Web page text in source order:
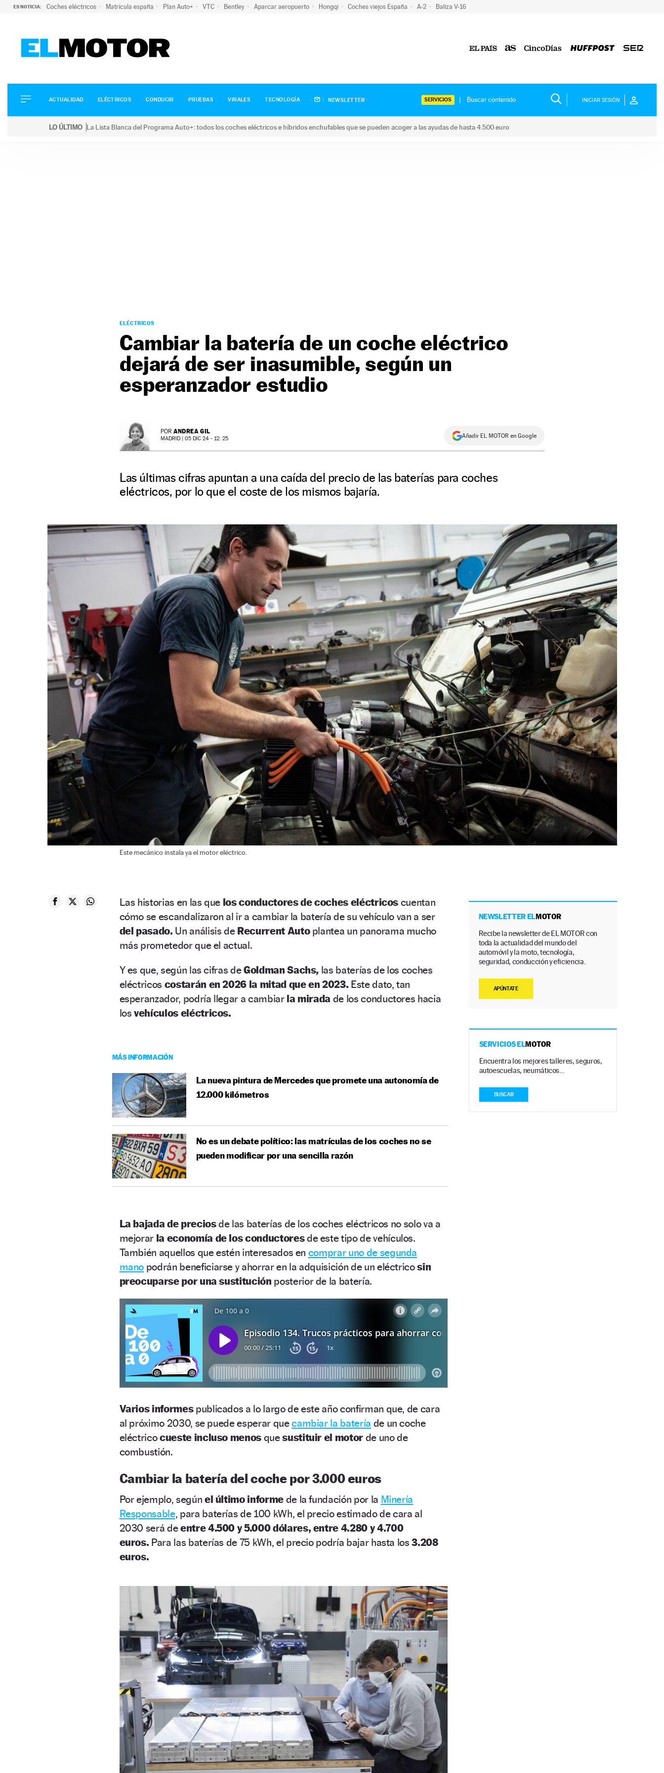
ES NOTICIA: Coches eléctricos Matrícula españa Plan Auto+ VTC Bentley Aparcar aeropuerto Hongqi Coches viejos España A-2 Baliza V-16
ELÉCTRICOS
CONDUCIR
ACTUALIDAD ELÉCTRICOS CONDUCIR PRUEBAS VIRALES TECNOLOGÍA NEWSLETTER SERVICIOS INICIAR SESIÓN
LO ÚLTIMO La Lista Blanca del Programa Auto+: todos los coches eléctricos e híbridos enchufables que se pueden acoger a las ayudas de hasta 4.500 euro
ELÉCTRICOS
Cambiar la batería de un coche eléctrico
dejará de ser inasumible, según un
esperanzador estudio
POR ANDREA GIL
MADRID | 05 DIC 24 - 12: 25 Añadir EL MOTOR en Google
Las últimas cifras apuntan a una caída del precio de las baterías para coches
eléctricos, por lo que el coste de los mismos bajaría.
Este mecánico instala ya el motor eléctrico.
Las historias en las que los conductores de coches eléctricos cuentan
cómo se escandalizaron al ir a cambiar la batería de su vehículo van a ser
del pasado. Un análisis de Recurrent Autoplantea un panorama mucho
más prometedor que el actual.
Y es que, según las cifras deGoldman Sachs, las baterías de los coches
eléctricos costarán en 2026 la mitad que en 2023. Este dato, tan
esperanzador, podría llegar a cambiar la mirada de los conductores hacia
losvehículos eléctricos.
MÁS INFORMACIÓN
La nueva pintura de Mercedes que promete una autonomía de
12.000 kilómetros
No es un debate político: las matrículas de los coches no se
pueden modificar por una sencilla razón
La bajada de preciosde las baterías de los coches eléctricos no solo va a
mejorar la economía de los conductoresde este tipo de vehículos.
También aquellos que estén interesados en comprar uno de segunda
mano podrán beneficiarse y ahorrar en la adquisición de un eléctricosin
preocuparse por una sustitución posterior de la batería.
Varios informes publicados a lo largo de este año confirman que, de cara
al próximo 2030, se puede esperar quecambiar la batería de un coche
eléctricocueste incluso menos quesustituir el motor de uno de
combustión.
Cambiar la batería del coche por 3.000 euros
Por ejemplo, según el último informede la fundación por la Minería
Responsable, para baterías de 100 kWh, el precio estimado de cara al
2030 será deentre 4.500 y 5.000 dólares, entre 4.280 y 4.700
euros. Para las baterías de 75 kWh, el precio podría bajar hasta los 3.208
euros.
NEWSLETTER ELMOTOR
Recibe la newsletter de EL MOTOR con
toda la actualidad del mundo del
automóvil y la moto, tecnología,
seguridad, conducción y eficiencia.
APÚNTATE
SERVICIOS ELMOTOR
Encuentra los mejores talleres, seguros,
autoescuelas, neumáticos…
BUSCAR